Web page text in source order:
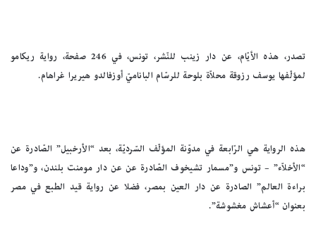
تصدر، هذه الأيّام، عن دار زينب للنّشر، تونس، في 246 صفحة، رواية ريكامو
لمؤلّفها يوسف رزوقة محلاّة بلوحة للرسّام الباناميّ أوزفالدو هيريرا غراهام.
هذه الرواية هي الرّابعة في مدوّنة المؤلّف السّرديّة، بعد “الأرخبيل” الصّادرة عن
“الأخلاّء” – تونس و”مسمار تشيخوف الصّادرة عن عن دار مومنت بلندن، و”وداعا
براءة العالم” الصادرة عن دار العين بمصر، فضلا عن رواية قيد الطبع في مصر
بعنوان “أعشاش مغشوشة”.